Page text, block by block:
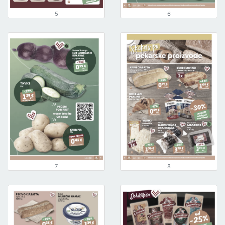
5 6
7 8